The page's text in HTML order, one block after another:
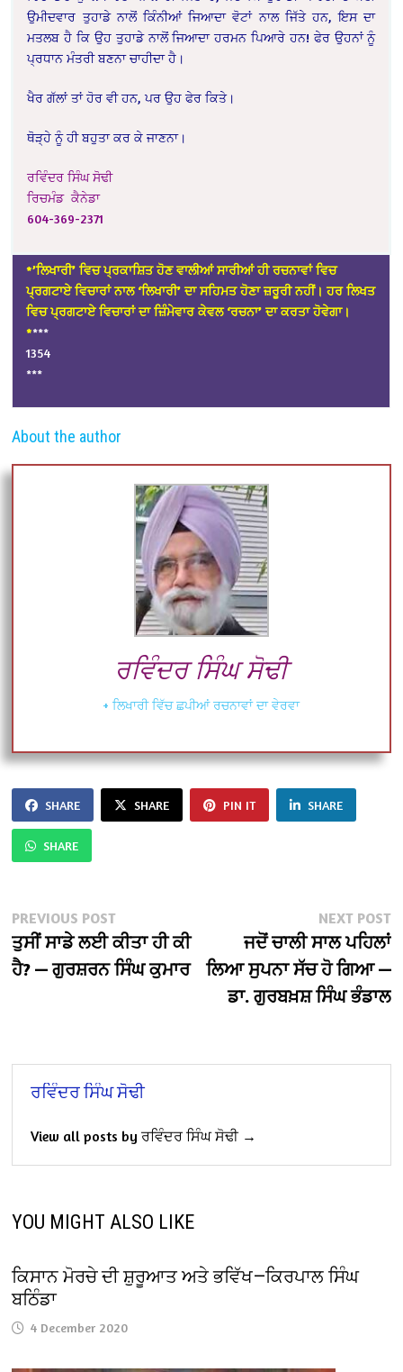
ਉਮੀਦਵਾਰ ਤੁਹਾਡੇ ਨਾਲੋਂ ਕਿੰਨੀਆਂ ਜਿਆਦਾ ਵੋਟਾਂ ਨਾਲ ਜਿੱਤੇ ਹਨ, ਇਸ ਦਾ
ਮਤਲਬ ਹੈ ਕਿ ਉਹ ਤੁਹਾਡੇ ਨਾਲੋਂ ਜਿਆਦਾ ਹਰਮਨ ਪਿਆਰੇ ਹਨ! ਫੇਰ ਉਹਨਾਂ ਨੂੰ
ਪ੍ਰਧਾਨ ਮੰਤਰੀ ਬਣਨਾ ਚਾਹੀਦਾ ਹੈ।
ਖੈਰ ਗੱਲਾਂ ਤਾਂ ਹੋਰ ਵੀ ਹਨ, ਪਰ ਉਹ ਫੇਰ ਕਿਤੇ।
ਥੋੜ੍ਹੇ ਨੂੰ ਹੀ ਬਹੁਤਾ ਕਰ ਕੇ ਜਾਣਨਾ।
ਰਵਿੰਦਰ ਸਿੰਘ ਸੋਢੀ
ਰਿਚਮੰਡ ਕੈਨੇਡਾ
604-369-2371
*’ਲਿਖਾਰੀ’ ਵਿਚ ਪ੍ਰਕਾਸ਼ਿਤ ਹੋਣ ਵਾਲੀਆਂ ਸਾਰੀਆਂ ਹੀ ਰਚਨਾਵਾਂ ਵਿਚ
ਪ੍ਰਗਟਾਏ ਵਿਚਾਰਾਂ ਨਾਲ ‘ਲਿਖਾਰੀ’ ਦਾ ਸਹਿਮਤ ਹੋਣਾ ਜ਼ਰੂਰੀ ਨਹੀਂ। ਹਰ ਲਿਖਤ
ਵਿਚ ਪ੍ਰਗਟਾਏ ਵਿਚਾਰਾਂ ਦਾ ਜ਼ਿੰਮੇਵਾਰ ਕੇਵਲ ‘ਰਚਨਾ’ ਦਾ ਕਰਤਾ ਹੋਵੇਗਾ।
****
1354
***
About the author
ਰਵਿੰਦਰ ਸਿੰਘ ਸੋਢੀ
+ ਲਿਖਾਰੀ ਵਿੱਚ ਛਪੀਆਂ ਰਚਨਾਵਾਂ ਦਾ ਵੇਰਵਾ
SHARE SHARE PIN IT SHARE
SHARE
Post
navigation
PREVIOUS POSTPrevious
post:
ਤੁਸੀਂ ਸਾਡੇ ਲਈ ਕੀਤਾ ਹੀ ਕੀ
ਹੈ? — ਗੁਰਸ਼ਰਨ ਸਿੰਘ ਕੁਮਾਰ
NEXT POST
ਜਦੋਂ ਚਾਲੀ ਸਾਲ ਪਹਿਲਾਂ
ਲਿਆ ਸੁਪਨਾ ਸੱਚ ਹੋ ਗਿਆ —
ਡਾ. ਗੁਰਬਖ਼ਸ਼ ਸਿੰਘ ਭੰਡਾਲ
ਰਵਿੰਦਰ ਸਿੰਘ ਸੋਢੀ
View all posts by ਰਵਿੰਦਰ ਸਿੰਘ ਸੋਢੀ →
YOU MIGHT ALSO LIKE
ਕਿਸਾਨ ਮੋਰਚੇ ਦੀ ਸ਼ੁਰੂਆਤ ਅਤੇ ਭਵਿੱਖ—ਕਿਰਪਾਲ ਸਿੰਘ
ਬਠਿੰਡਾ
4 December 2020